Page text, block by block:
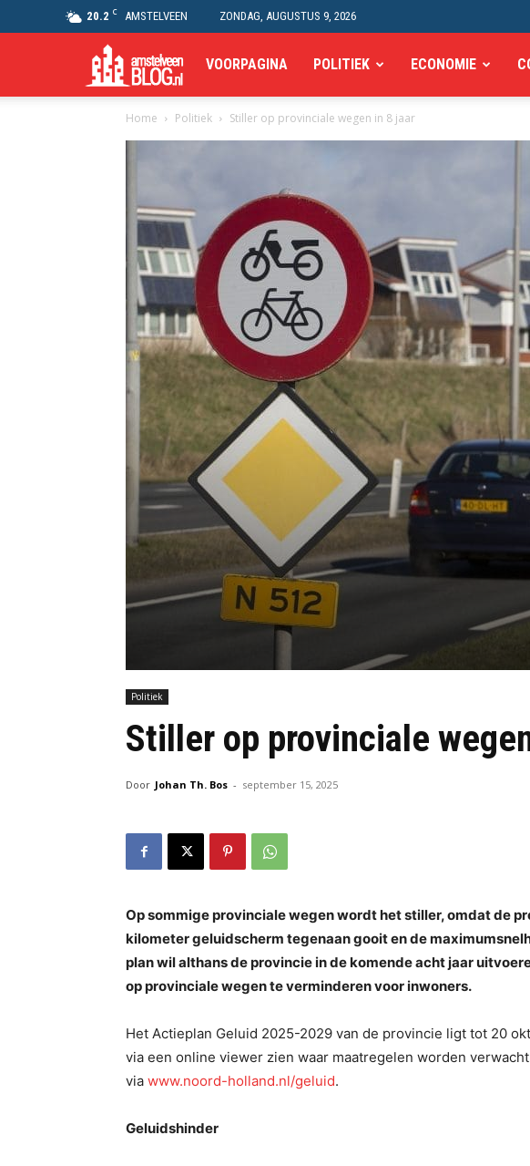
20.2 C AMSTELVEEN ZONDAG, AUGUSTUS 9, 2026
Amstelveen
Blog
VOORPAGINA POLITIEK ECONOMIE
Home Politiek Stiller op provinciale wegen in 8 jaar
Politiek
Stiller op provinciale
Door Johan Th. Bos - september 15, 2025
Op sommige provinciale wegen wordt het stiller, omdat de
kilometer geluidscherm tegenaan gooit en de
plan wil althans de provincie in de komende acht jaar
op provinciale wegen te verminderen voor inwoners.
Het Actieplan Geluid 2025-2029 van de provincie ligt tot 20
via een online viewer zien waar maatregelen worden
via www.noord-holland.nl/geluid.
Geluidshinder